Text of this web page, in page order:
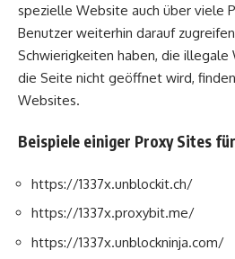
spezielle Website auch über viele
Benutzer weiterhin darauf
Schwierigkeiten haben, die
die Seite nicht geöffnet wird,
Websites.
Beispiele einiger Proxy Sites
https://1337x.unblockit.ch/
https://1337x.proxybit.me/
https://1337x.unblockninja.com/